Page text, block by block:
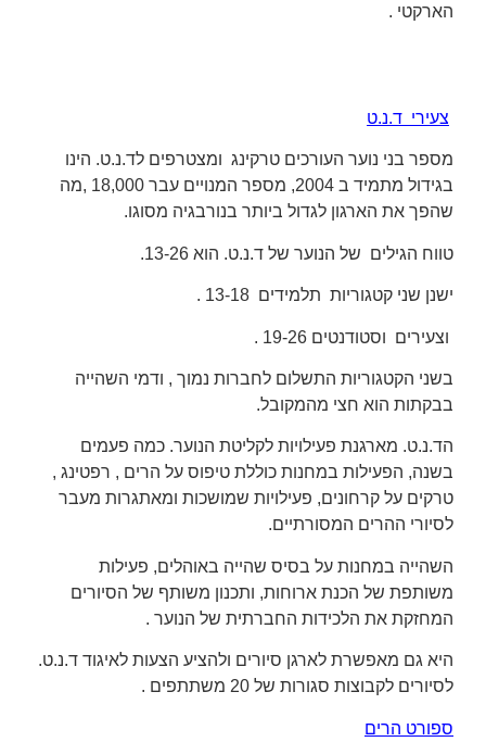
הארקטי .
צעירי ד.נ.ט
מספר בני נוער העורכים טרקינג ומצטרפים לד.נ.ט. הינו
בגידול מתמיד ב 2004, מספר המנויים עבר 18,000 ,מה
שהפך את הארגון לגדול ביותר בנורבגיה מסוגו.
טווח הגילים של הנוער של ד.נ.ט. הוא 13-26.
ישנן שני קטגוריות תלמידים 13-18 .
וצעירים וסטודנטים 19-26 .
בשני הקטגוריות התשלום לחברות נמוך , ודמי השהייה
בבקתות הוא חצי מהמקובל.
הד.נ.ט. מארגנת פעילויות לקליטת הנוער. כמה פעמים
בשנה, הפעילות במחנות כוללת טיפוס על הרים , רפטינג ,
טרקים על קרחונים, פעילויות שמושכות ומאתגרות מעבר
לסיורי ההרים המסורתיים.
השהייה במחנות על בסיס שהייה באוהלים, פעילות
משותפת של הכנת ארוחות, ותכנון משותף של הסיורים
המחזקת את הלכידות החברתית של הנוער .
היא גם מאפשרת לארגן סיורים ולהציע הצעות לאיגוד ד.נ.ט.
לסיורים לקבוצות סגורות של 20 משתתפים .
ספורט הרים